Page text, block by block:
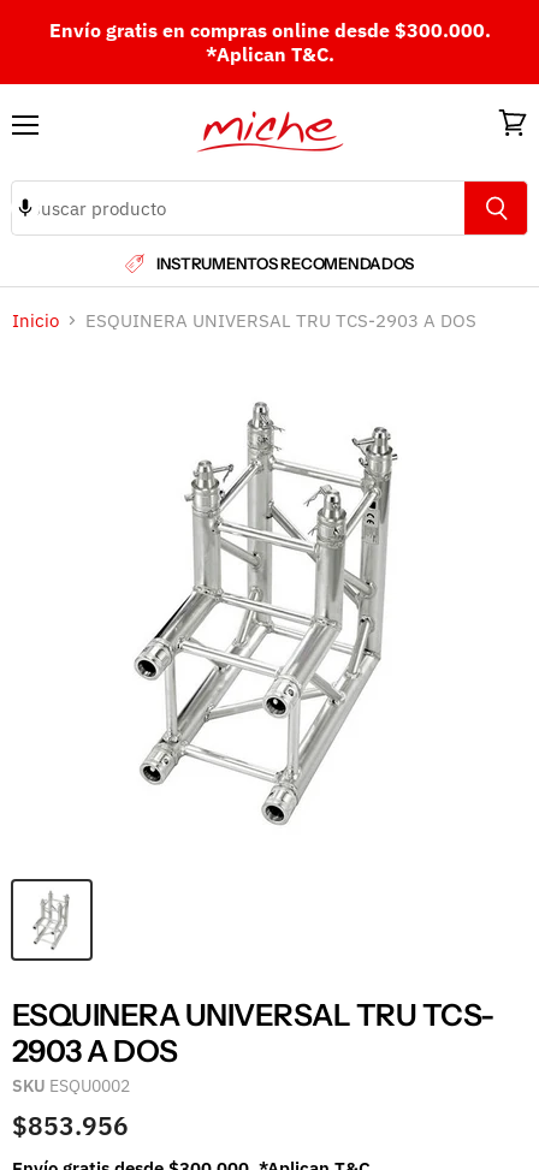
Envío gratis en compras online desde $300.000.
*Aplican T&C.
INSTRUMENTOS RECOMENDADOS
Inicio ESQUINERA UNIVERSAL TRU TCS-2903 A DOS
ESQUINERA UNIVERSAL TRU TCS-
2903 A DOS
SKU ESQU0002
$853.956